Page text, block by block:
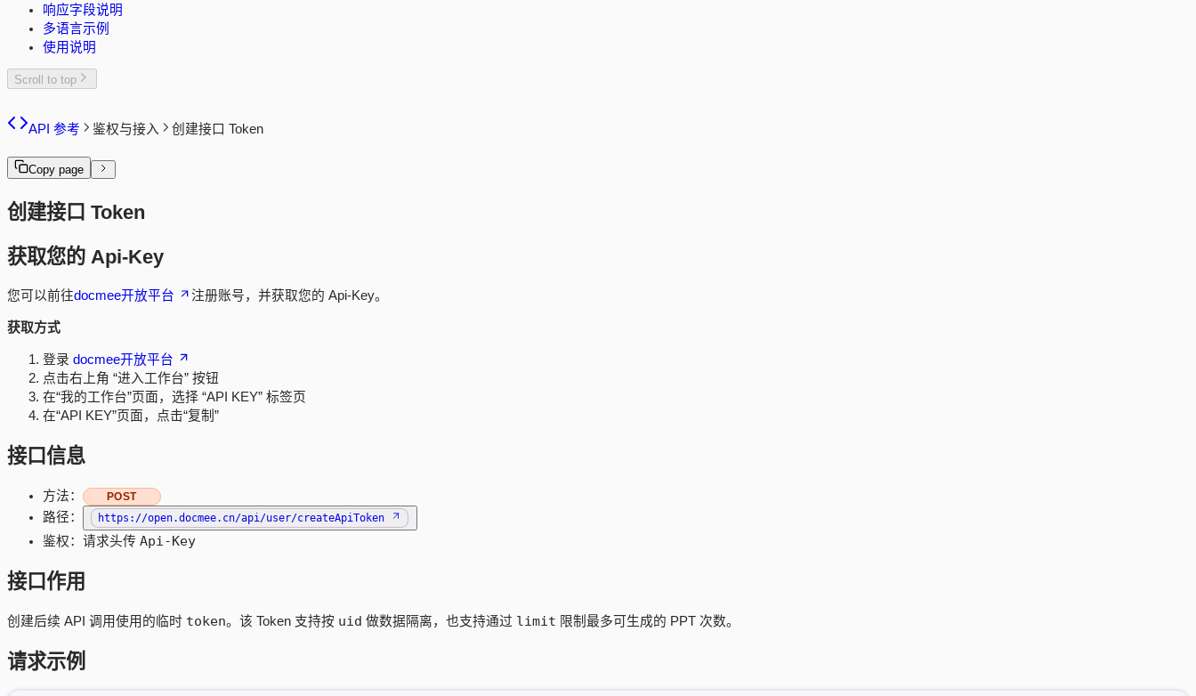
响应字段说明
多语言示例
使用说明
Scroll to top
API 参考 鉴权与接入 创建接口 Token
Copy page
创建接口 Token
获取您的 Api-Key
您可以前往docmee开放平台 注册账号，并获取您的 Api-Key。
获取方式
登录 docmee开放平台
点击右上角 “进入工作台” 按钮
在“我的工作台”页面，选择 “API KEY” 标签页
在“API KEY”页面，点击“复制”
接口信息
方法： POST
路径： https://open.docmee.cn/api/user/createApiToken
鉴权：请求头传 Api-Key
接口作用
创建后续 API 调用使用的临时 token。该 Token 支持按 uid 做数据隔离，也支持通过 limit 限制最多可生成的 PPT 次数。
请求示例